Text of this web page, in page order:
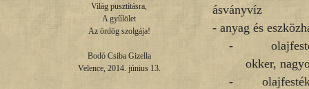
Világ pusztításra,
A gyűlölet
Az ördög szolgája!
Bodó Csiba Gizella
Velence, 2014. június 13.
ásványvíz
- anyag és
-
okker,
-